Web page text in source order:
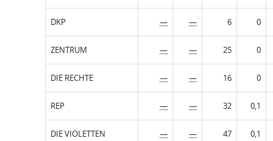
DKP — — 6 0
ZENTRUM — — 25 0
DIE RECHTE — — 16 0
REP — — 32 0,1
DIE VIOLETTEN — — 47 0,1